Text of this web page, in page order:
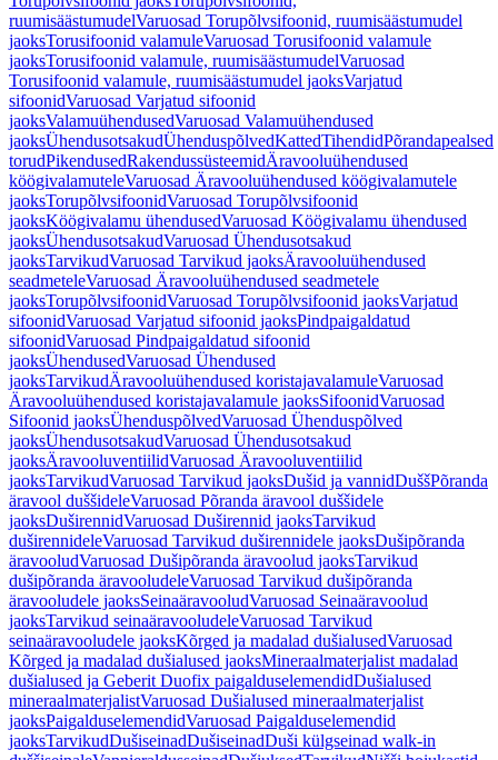
ruumisäästumudelVaruosad Torupõlvsifoonid, ruumisäästumudel
jaoksTorusifoonid valamuleVaruosad Torusifoonid valamule
jaoksTorusifoonid valamule, ruumisäästumudelVaruosad
Torusifoonid valamule, ruumisäästumudel jaoksVarjatud
sifoonidVaruosad Varjatud sifoonid
jaoksValamuühendusedVaruosad Valamuühendused
jaoksÜhendusotsakudÜhenduspõlvedKattedTihendidPõrandapealsed
torudPikendusedRakendussüsteemidÄravooluühendused
köögivalamuteleVaruosad Äravooluühendused köögivalamutele
jaoksTorupõlvsifoonidVaruosad Torupõlvsifoonid
jaoksKöögivalamu ühendusedVaruosad Köögivalamu ühendused
jaoksÜhendusotsakudVaruosad Ühendusotsakud
jaoksTarvikudVaruosad Tarvikud jaoksÄravooluühendused
seadmeteleVaruosad Äravooluühendused seadmetele
jaoksTorupõlvsifoonidVaruosad Torupõlvsifoonid jaoksVarjatud
sifoonidVaruosad Varjatud sifoonid jaoksPindpaigaldatud
sifoonidVaruosad Pindpaigaldatud sifoonid
jaoksÜhendusedVaruosad Ühendused
jaoksTarvikudÄravooluühendused koristajavalamuleVaruosad
Äravooluühendused koristajavalamule jaoksSifoonidVaruosad
Sifoonid jaoksÜhenduspõlvedVaruosad Ühenduspõlved
jaoksÜhendusotsakudVaruosad Ühendusotsakud
jaoksÄravooluventiilidVaruosad Äravooluventiilid
jaoksTarvikudVaruosad Tarvikud jaoksDušid ja vannidDuššPõranda
äravool duššideleVaruosad Põranda äravool duššidele
jaoksDuširennidVaruosad Duširennid jaoksTarvikud
duširennideleVaruosad Tarvikud duširennidele jaoksDušipõranda
äravooludVaruosad Dušipõranda äravoolud jaoksTarvikud
dušipõranda äravooludeleVaruosad Tarvikud dušipõranda
äravooludele jaoksSeinaäravooludVaruosad Seinaäravoolud
jaoksTarvikud seinaäravooludeleVaruosad Tarvikud
seinaäravooludele jaoksKõrged ja madalad dušialusedVaruosad
Kõrged ja madalad dušialused jaoksMineraalmaterjalist madalad
dušialused ja Geberit Duofix paigalduselemendidDušialused
mineraalmaterjalistVaruosad Dušialused mineraalmaterjalist
jaoksPaigalduselemendidVaruosad Paigalduselemendid
jaoksTarvikudDušiseinadDušiseinadDuši külgseinad walk-in